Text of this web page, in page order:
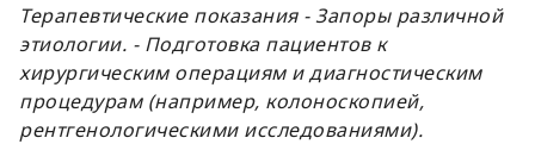
Терапевтические показания - Запоры различной
этиологии. - Подготовка пациентов к
хирургическим операциям и диагностическим
процедурам (например, колоноскопией,
рентгенологическими исследованиями).